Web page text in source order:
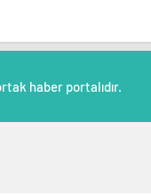
haber portalıdır.